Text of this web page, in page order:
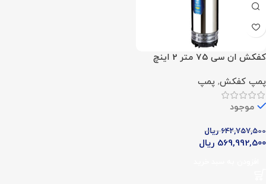
کفکش ان سی 75 متر 2 اینچ
پمپ کفکش, پمپ
موجود
642,757,500 ریال
569,992,500 ریال